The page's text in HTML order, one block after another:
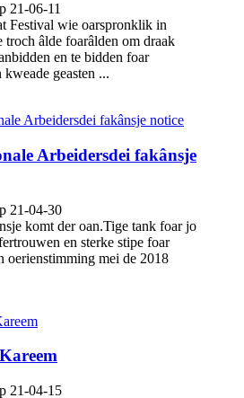
21-06-11
Festival wie oarspronklik in
troch âlde foarâlden om draak
en te bidden foar
kweade geasten ...
Arbeidersdei fakânsje
21-04-30
komt der oan.Tige tank foar jo
en sterke stipe foar
mei de 2018
21-04-15